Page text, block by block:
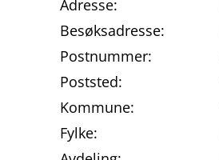
Adresse:
Besøksadresse:
Postnummer:
Poststed:
Kommune:
Fylke: